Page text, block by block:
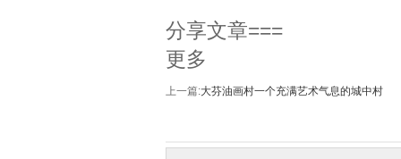
分享文章===
更多
上一篇:大芬油画村一个充满艺术气息的城中村